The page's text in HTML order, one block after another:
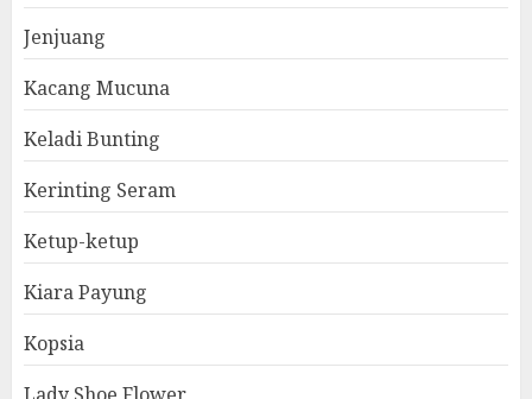
Jenjuang
Kacang Mucuna
Keladi Bunting
Kerinting Seram
Ketup-ketup
Kiara Payung
Kopsia